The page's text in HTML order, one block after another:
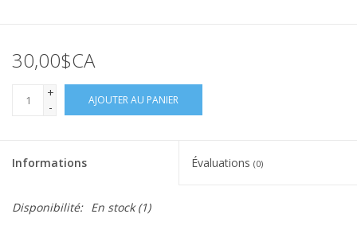
30,00$CA
+
-
AJOUTER AU PANIER
Informations Évaluations (0)
Disponibilité: En stock(1)